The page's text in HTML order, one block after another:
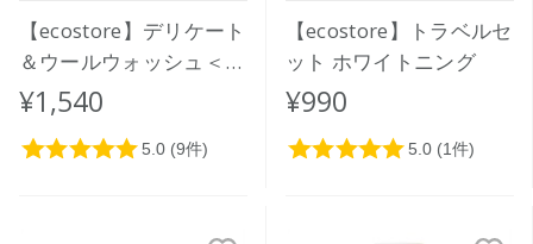
【ecostore】デリケート
＆ウールウォッシュ＜お
しゃれ着用＞リフィルパ
ック1L
¥1,540
【ecostore】トラベルセ
ット ホワイトニング
¥990